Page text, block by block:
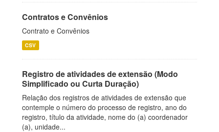
Contratos e Convênios
Contrato e Convênios
CSV
Registro de atividades de extensão (Modo
Simplificado ou Curta Duração)
Relação dos registros de atividades de extensão que
contemple o número do processo de registro, ano do
registro, título da atividade, nome do (a) coordenador
(a), unidade...